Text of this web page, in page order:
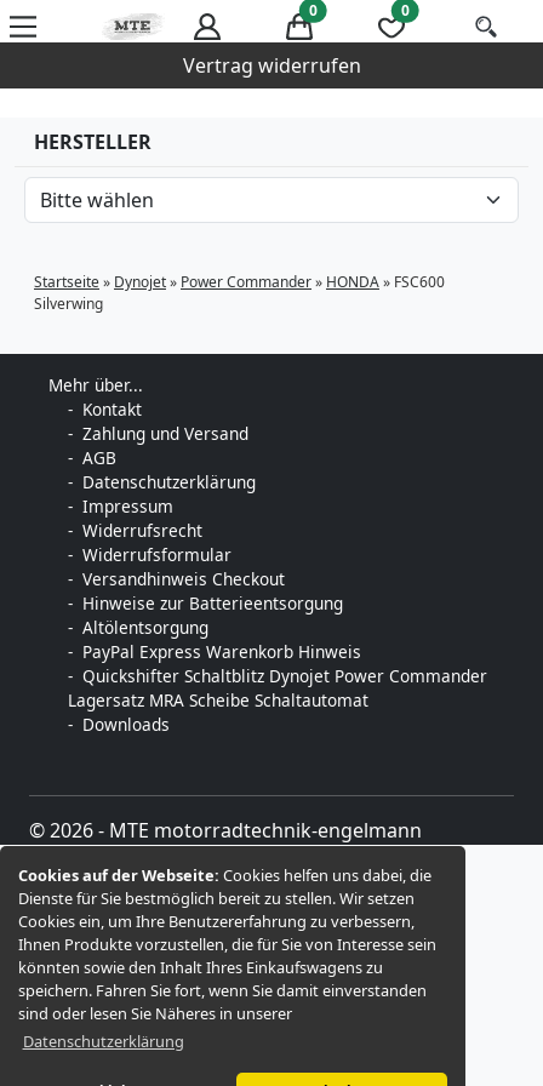
Cookies auf der Webseite:Cookies helfen uns dabei, die
Dienste für Sie bestmöglich bereit zu stellen. Wir setzen
Cookies ein, um Ihre Benutzererfahrung zu verbessern,
Ihnen Produkte vorzustellen, die für Sie von Interesse sein
könnten sowie den Inhalt Ihres Einkaufswagens zu
speichern. Fahren Sie fort, wenn Sie damit einverstanden
sind oder lesen Sie Näheres in unserer
Datenschutzerklärung
0 0
Vertrag widerrufen
HERSTELLER
Startseite» Dynojet» Power Commander» HONDA» FSC600
Silverwing
Mehr über...
Kontakt
Zahlung und Versand
AGB
Datenschutzerklärung
Impressum
Widerrufsrecht
Widerrufsformular
Versandhinweis Checkout
Hinweise zur Batterieentsorgung
Altölentsorgung
PayPal Express Warenkorb Hinweis
Quickshifter Schaltblitz Dynojet Power Commander
Lagersatz MRA Scheibe Schaltautomat
Downloads
© 2026 - MTE motorradtechnik-engelmann